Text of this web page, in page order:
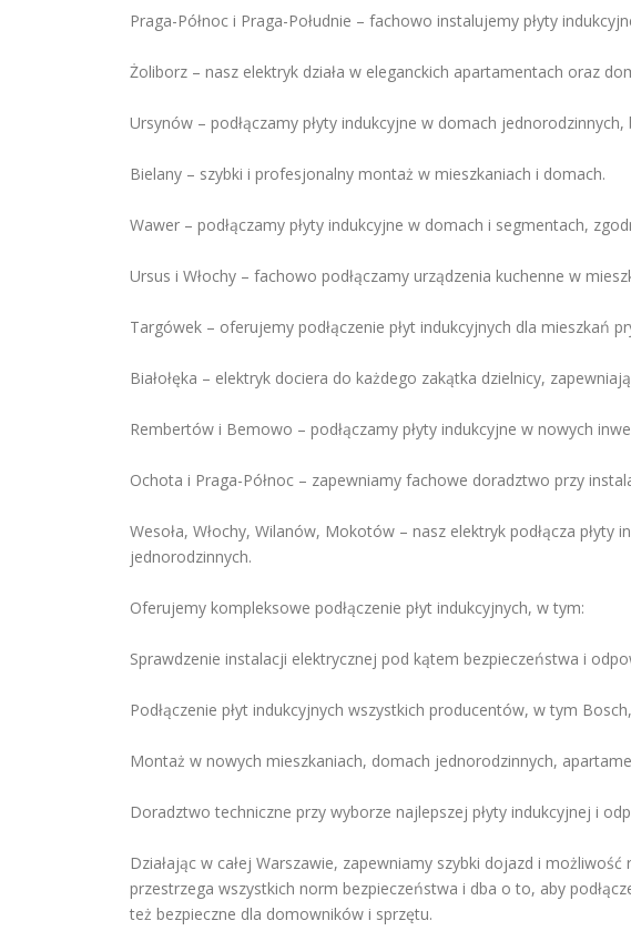
Praga-Północ i Praga-Południe – fachowo instalujemy płyty
Żoliborz – nasz elektryk działa w eleganckich apartamentach oraz
Ursynów – podłączamy płyty indukcyjne w domach
Bielany – szybki i profesjonalny montaż w mieszkaniach i domach.
Wawer – podłączamy płyty indukcyjne w domach i segmentach,
Ursus i Włochy – fachowo podłączamy urządzenia kuchenne w
Targówek – oferujemy podłączenie płyt indukcyjnych dla mieszkań
Białołęka – elektryk dociera do każdego zakątka dzielnicy,
Rembertów i Bemowo – podłączamy płyty indukcyjne w nowych
Ochota i Praga-Północ – zapewniamy fachowe doradztwo przy
Wesoła, Włochy, Wilanów, Mokotów – nasz elektryk podłącza płyty
jednorodzinnych.
Oferujemy kompleksowe podłączenie płyt indukcyjnych, w tym:
Sprawdzenie instalacji elektrycznej pod kątem bezpieczeństwa i
Podłączenie płyt indukcyjnych wszystkich producentów, w tym
Montaż w nowych mieszkaniach, domach jednorodzinnych,
Doradztwo techniczne przy wyborze najlepszej płyty indukcyjnej i
Działając w całej Warszawie, zapewniamy szybki dojazd i
przestrzega wszystkich norm bezpieczeństwa i dba o to, aby
też bezpieczne dla domowników i sprzętu.